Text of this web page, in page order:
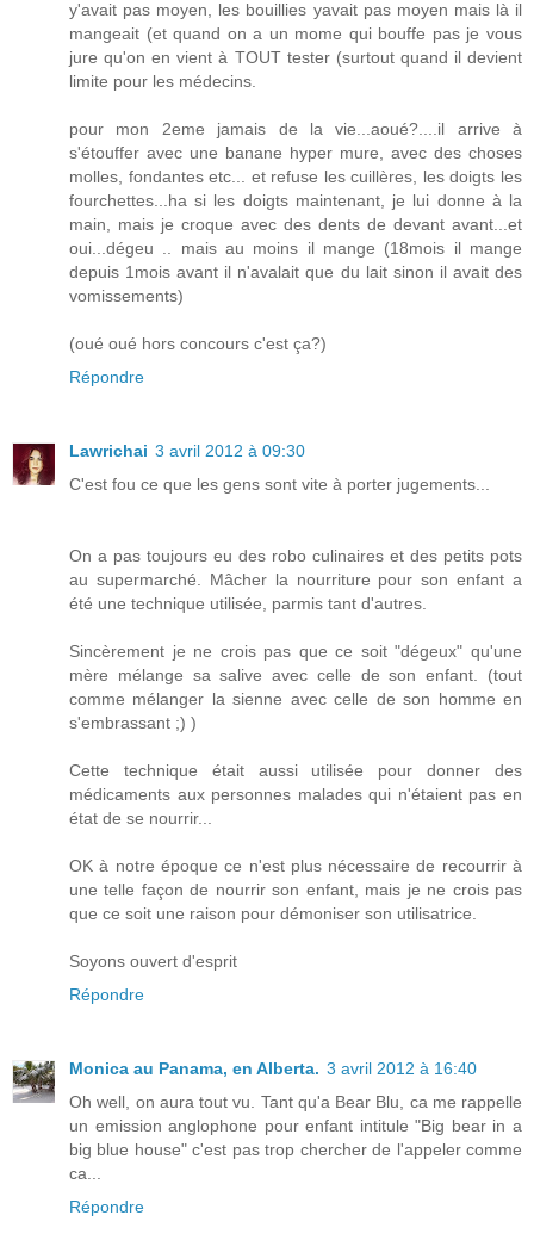
y'avait pas moyen, les bouillies yavait pas moyen mais là il
mangeait (et quand on a un mome qui bouffe pas je vous
jure qu'on en vient à TOUT tester (surtout quand il devient
limite pour les médecins.
pour mon 2eme jamais de la vie...aoué?....il arrive à
s'étouffer avec une banane hyper mure, avec des choses
molles, fondantes etc... et refuse les cuillères, les doigts les
fourchettes...ha si les doigts maintenant, je lui donne à la
main, mais je croque avec des dents de devant avant...et
oui...dégeu .. mais au moins il mange (18mois il mange
depuis 1mois avant il n'avalait que du lait sinon il avait des
vomissements)
(oué oué hors concours c'est ça?)
Répondre
Lawrichai 3 avril 2012 à 09:30
C'est fou ce que les gens sont vite à porter jugements...
On a pas toujours eu des robo culinaires et des petits pots
au supermarché. Mâcher la nourriture pour son enfant a
été une technique utilisée, parmis tant d'autres.
Sincèrement je ne crois pas que ce soit "dégeux" qu'une
mère mélange sa salive avec celle de son enfant. (tout
comme mélanger la sienne avec celle de son homme en
s'embrassant ;) )
Cette technique était aussi utilisée pour donner des
médicaments aux personnes malades qui n'étaient pas en
état de se nourrir...
OK à notre époque ce n'est plus nécessaire de recourrir à
une telle façon de nourrir son enfant, mais je ne crois pas
que ce soit une raison pour démoniser son utilisatrice.
Soyons ouvert d'esprit
Répondre
Monica au Panama, en Alberta. 3 avril 2012 à 16:40
Oh well, on aura tout vu. Tant qu'a Bear Blu, ca me rappelle
un emission anglophone pour enfant intitule "Big bear in a
big blue house" c'est pas trop chercher de l'appeler comme
ca...
Répondre